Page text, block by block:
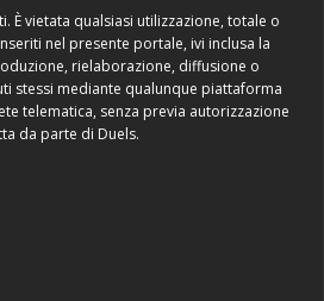
È vietata qualsiasi utilizzazione, totale o
nel presente portale, ivi inclusa la
rielaborazione, diffusione o
stessi mediante qualunque piattaforma
telematica, senza previa autorizzazione
da parte di Duels.